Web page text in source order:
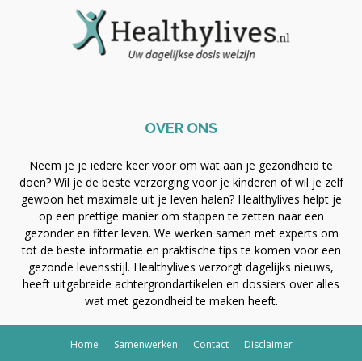
OVER ONS
Neem je je iedere keer voor om wat aan je gezondheid te
doen? Wil je de beste verzorging voor je kinderen of wil je zelf
gewoon het maximale uit je leven halen? Healthylives helpt je
op een prettige manier om stappen te zetten naar een
gezonder en fitter leven. We werken samen met experts om
tot de beste informatie en praktische tips te komen voor een
gezonde levensstijl. Healthylives verzorgt dagelijks nieuws,
heeft uitgebreide achtergrondartikelen en dossiers over alles
wat met gezondheid te maken heeft.
Home Samenwerken Contact Disclaimer